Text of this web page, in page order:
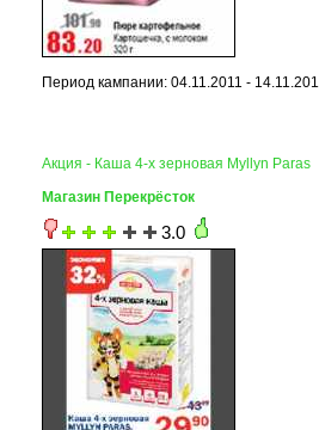
Период кампании: 04.11.2011 -
Акция - Каша 4-х зерновая Myllyn Paras
Магазин Перекрёсток
3.0